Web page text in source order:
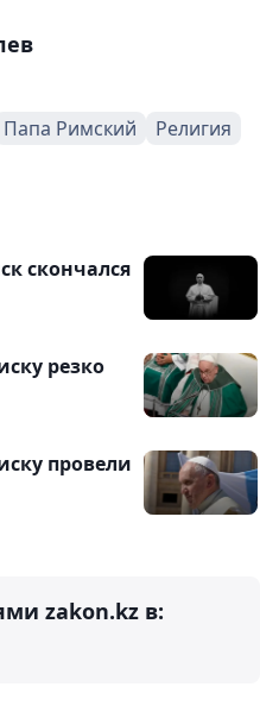
Папа Римский
Религия
скончался
резко
провели
zakon.kz в: